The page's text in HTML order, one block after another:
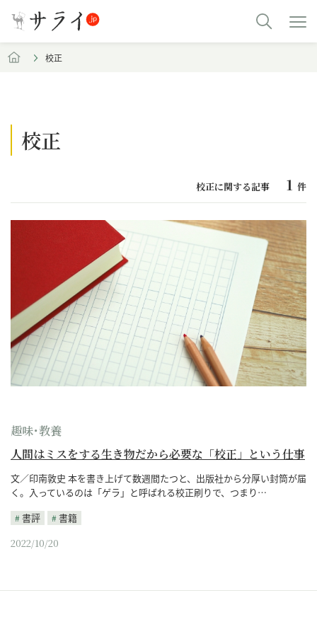
校正
校正
校正に関する記事 1 件
趣味･教養
人間はミスをする生き物だから必要な「校正」という仕事
文／印南敦史 本を書き上げて数週間たつと、出版社から分厚い封筒が届
く。入っているのは「ゲラ」と呼ばれる校正刷りで、つまり…
書評
書籍
2022/10/20